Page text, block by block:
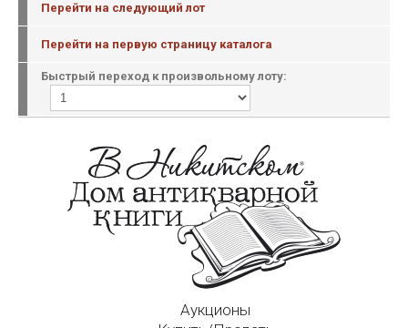
Перейти на следующий лот
Перейти на первую страницу каталога
Быстрый переход к произвольному лоту:
Аукционы